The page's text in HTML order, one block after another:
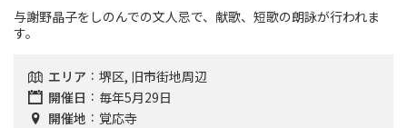
与謝野晶子をしのんでの文人忌で、献歌、短歌の朗詠が行われま
す。
エリア
堺区, 旧市街地周辺
開催日
毎年5月29日
開催地
覚応寺